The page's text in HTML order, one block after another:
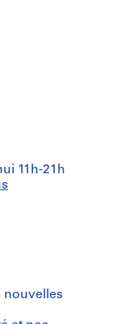
11h-21h
nouvelles